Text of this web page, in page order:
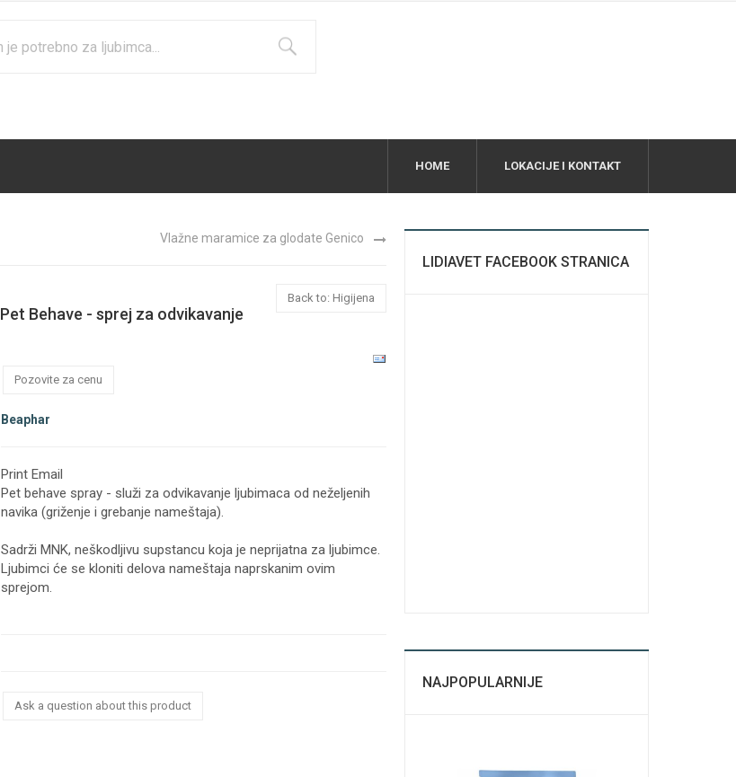
HOME LOKACIJE I KONTAKT
Vlažne maramice za glodate Genico
Back to: Higijena
Pet Behave - sprej za odvikavanje
Pozovite za cenu
Beaphar
Print Email
Pet behave spray - služi za odvikavanje ljubimaca od neželjenih
navika (griženje i grebanje nameštaja).
Sadrži MNK, neškodljivu supstancu koja je neprijatna za ljubimce.
Ljubimci će se kloniti delova nameštaja naprskanim ovim
sprejom.
Ask a question about this product
LIDIAVET FACEBOOK STRANICA
NAJPOPULARNIJE